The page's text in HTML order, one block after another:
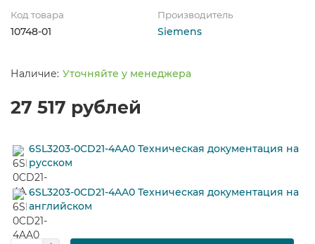
Код товара
10748-01
Производитель
Siemens
Уточняйте у менеджера
27 517 рублей
6SL3203-0CD21-4AA0 Техническая документация на
русском
6SL3203-0CD21-4AA0 Техническая документация на
английском